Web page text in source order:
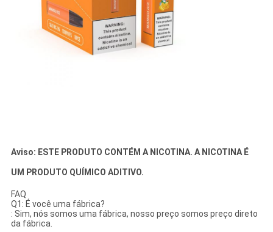
Aviso: ESTE PRODUTO CONTÉM A NICOTINA. A NICOTINA É
UM PRODUTO QUÍMICO ADITIVO.
FAQ
Q1: É você uma fábrica?
: Sim, nós somos uma fábrica, nosso preço somos preço direto
da fábrica.